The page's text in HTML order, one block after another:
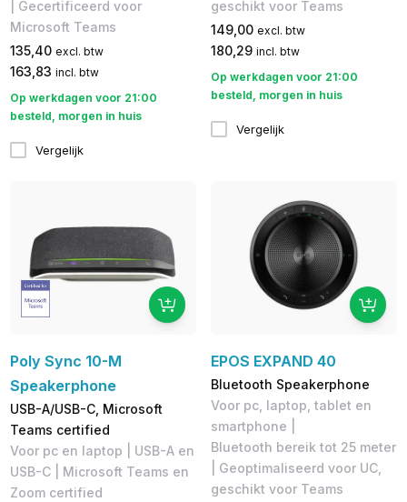
| Gecertificeerd voor
Microsoft Teams
135,40 excl. btw
163,83 incl. btw
Op werkdagen voor 21:00
besteld, morgen in huis
Vergelijk
geschikt voor Teams
149,00 excl. btw
180,29 incl. btw
Op werkdagen voor 21:00
besteld, morgen in huis
Vergelijk
Poly Sync 10-M
Speakerphone
USB-A/USB-C, Microsoft
Teams certified
Voor pc en laptop | USB-A en
USB-C | Microsoft Teams en
Zoom certified
EPOS EXPAND 40
Bluetooth Speakerphone
Voor pc, laptop, tablet en
smartphone |
Bluetooth bereik tot 25 meter
| Geoptimaliseerd voor UC,
geschikt voor Teams